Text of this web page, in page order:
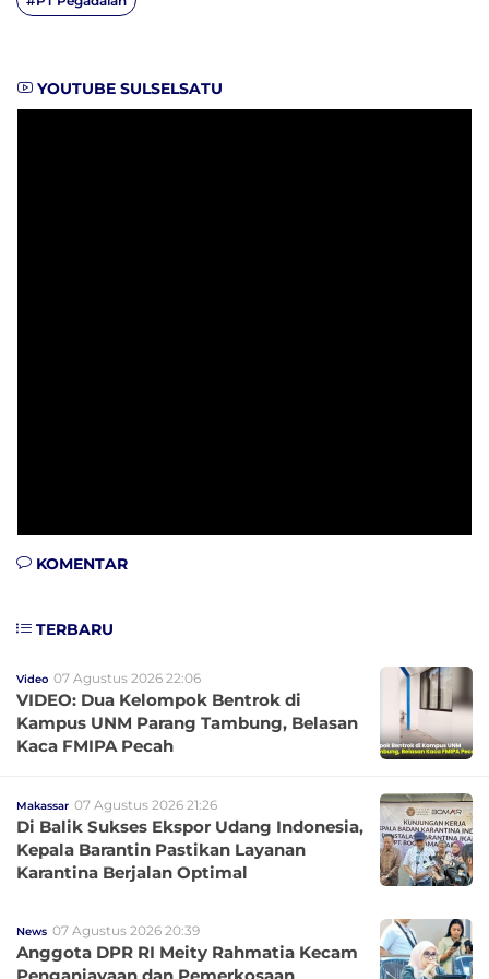
YOUTUBE SULSELSATU
KOMENTAR
TERBARU
Video 07 Agustus 2026 22:06
VIDEO: Dua Kelompok Bentrok di
Kampus UNM Parang Tambung, Belasan
Kaca FMIPA Pecah
Makassar 07 Agustus 2026 21:26
Di Balik Sukses Ekspor Udang Indonesia,
Kepala Barantin Pastikan Layanan
Karantina Berjalan Optimal
News 07 Agustus 2026 20:39
Anggota DPR RI Meity Rahmatia Kecam